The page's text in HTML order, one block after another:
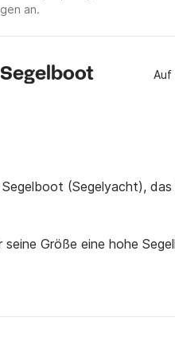
an.
Auf
(Segelyacht),
Größe eine hohe
oder Segler mit